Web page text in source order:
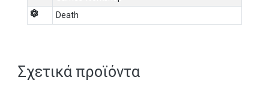
Death
Σχετικά προϊόντα